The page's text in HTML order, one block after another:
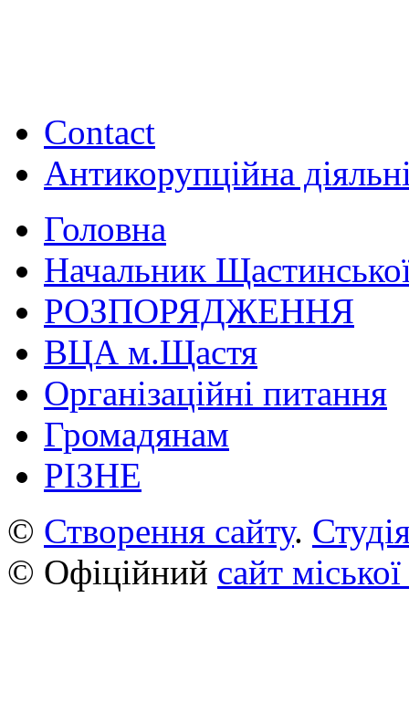
Contact
Антикорупційна
Головна
Начальник
РОЗПОРЯДЖЕННЯ
ВЦА м.Щастя
Організаційні питання
Громадянам
РІЗНЕ
© Створення сайту.
© Офіційний сайт